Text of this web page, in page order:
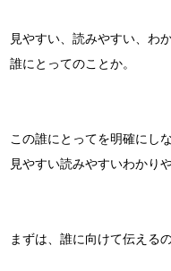
見やすい、読みやすい、わ
誰にとってのことか。
この誰にとってを明確にしな
見やすい読みやすいわかり
まずは、誰に向けて伝える